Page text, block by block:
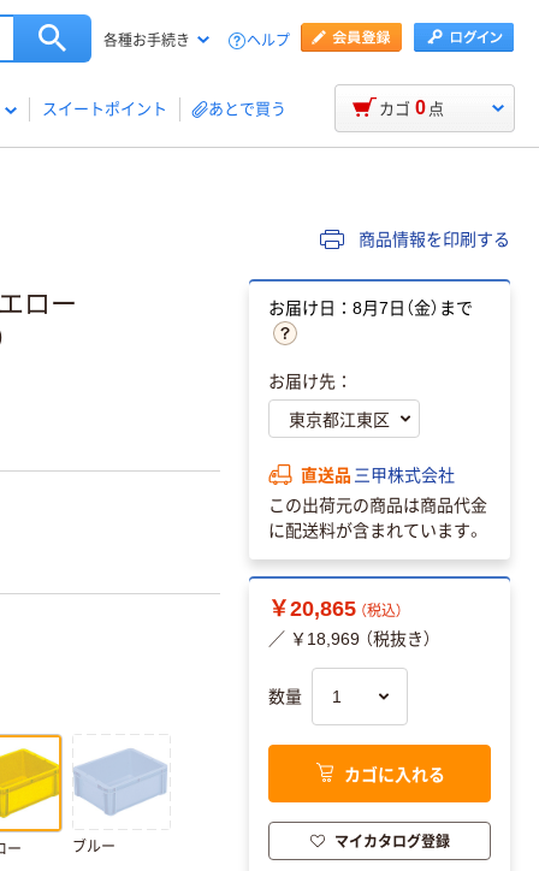
各種お手続き ヘルプ
スイートポイント あとで買う カゴ 0 点
商品情報を印刷する
ロー
ー ブルー
お届け日：8月7日（金）まで
お届け先：
直送品 三甲株式会社
この出荷元の商品は商品代金
に配送料が含まれています。
￥20,865 （税込）
／ ￥18,969 （税抜き）
数量
カゴに入れる
マイカタログ登録